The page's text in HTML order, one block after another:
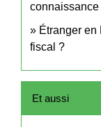
Étranger en
fiscal ?
Et aussi